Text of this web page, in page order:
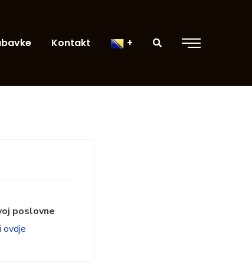
Kontakt
poslovne
ovdje